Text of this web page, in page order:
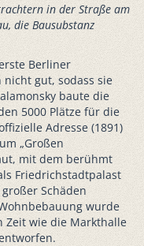
in der Straße am
die Bausubstanz
Berliner
gut, sodass sie
baute die
5000 Plätze für die
Adresse (1891)
„Großen
mit dem berühmt
Friedrichstadtpalast
Schäden
wurde
Zeit wie die Markthalle